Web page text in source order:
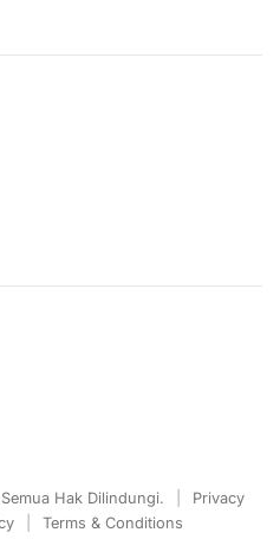
Hak Dilindungi.
Privacy
Terms & Conditions